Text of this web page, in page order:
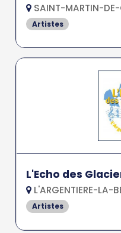
SAINT-MARTIN-DE-
Artistes
L'Echo des
L'ARGENTIERE-LA-
Artistes